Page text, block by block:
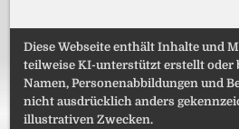
Diese Webseite enthält Inhalte und
teilweise KI-unterstützt erstellt oder
Namen, Personenabbildungen und
nicht ausdrücklich anders
illustrativen Zwecken.